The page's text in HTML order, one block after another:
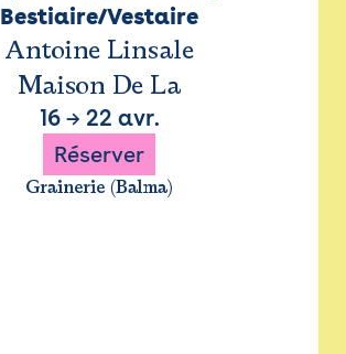
Bestiaire/Vestaire
Antoine Linsale
Maison De La
16→ 22 avr.
Réserver
Grainerie (Balma)